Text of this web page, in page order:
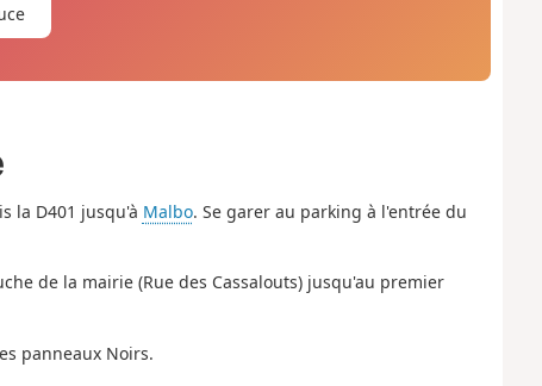
la D401 jusqu'à Malbo. Se garer au parking à l'entrée du
de la mairie (Rue des Cassalouts) jusqu'au premier
panneaux Noirs.